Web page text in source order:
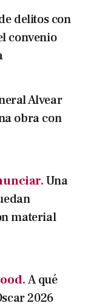
delitos con
convenio
Alvear
obra con
Una
material
A qué
2026